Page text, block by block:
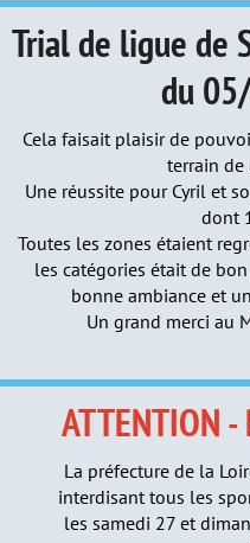
Trial de ligue de
du
Cela faisait plaisir de
terrain de
Une réussite pour Cyril et
dont
Toutes les zones étaient
les catégories était de
bonne ambiance et
Un grand merci au
ATTENTION -
La préfecture de la
interdisant tous les
les samedi 27 et